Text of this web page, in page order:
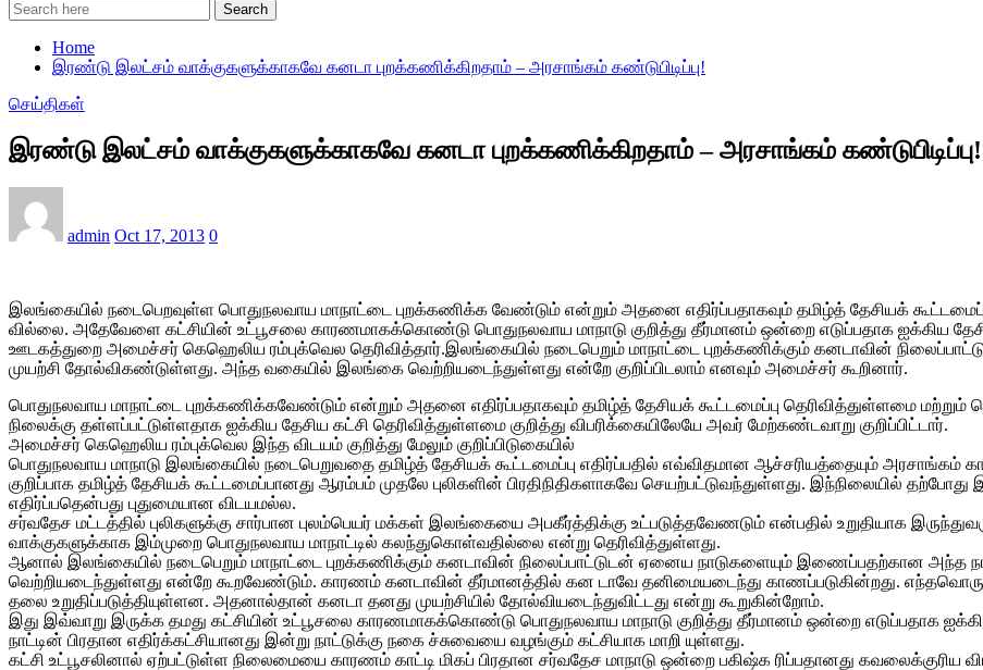
Search
Home
இரண்டு இலட்சம் வாக்குகளுக்காகவே கனடா புறக்கணிக்கிறதாம் – அரசாங்கம் கண்டுபிடிப்பு!
செய்திகள்
இரண்டு இலட்சம் வாக்குகளுக்காகவே கனடா புறக்கணிக்கிறதாம் – அரசாங்கம் கண்டுபிடிப்பு!
admin Oct 17, 2013 0
இலங்கையில் நடைபெறவுள்ள பொதுநலவாய மாநாட்டை புறக்கணிக்க வேண்டும் என்றும் அதனை எதிர்ப்பதாகவும் தமிழ்த் தேசியக்
வில்லை. அதே­வேளை கட்­சியின் உட்­பூ­சலை கார­ண­மா­கக்­கொண்டு பொது­ந­ல­வாய மாநாடு குறித்து தீர்­மானம் ஒன்றை எடுப்­ப­தாக ஐக்­கிய
ஊட­கத்­துறை அமைச்சர் கெஹெ­லிய ரம்­புக்­வெல தெரி­வித்தார்.இலங்­கையில் நடை­பெறும் மாநாட்டை புறக்­க­ணிக்கும் கன­டாவின்
முயற்சி தோல்­வி­கண்­டுள்­ளது. அந்த வகையில் இலங்கை வெற்­றி­ய­டைந்­துள்­ளது என்றே குறிப்­பி­டலாம் எனவும் அமைச்சர் கூறினார்.
பொது­ந­ல­வாய மாநாட்டை புறக்­க­ணிக்­க­வேண்டும் என்றும் அதனை எதிர்ப்­ப­தா­கவும் தமிழ்த் தேசியக் கூட்­ட­மைப்பு தெரி­வித்­துள்­ளமை மற்றும்
நிலைக்கு தள்­ளப்­பட்­டுள்­ள­தாக ஐக்­கிய தேசிய கட்சி தெரி­வித்­துள்­ளமை குறித்து விப­ரிக்­கை­யி­லேயே அவர் மேற்­கண்­ட­வாறு குறிப்­பிட்டார்.
அமைச்சர் கெஹெ­லிய ரம்­புக்­வெல இந்த விடயம் குறித்து மேலும் குறிப்­பி­டு­கையில்
பொது­ந­ல­வாய மாநாடு இலங்­கையில் நடை­பெ­று­வதை தமிழ்த் தேசியக் கூட்­ட­மைப்பு எதிர்ப்­பதில் எவ்­வி­த­மான ஆச்­ச­ரி­யத்­தையும் அர­சாங்கம்
குறிப்­பாக தமிழ்த் தேசியக் கூட்­ட­மைப்­பா­னது ஆரம்பம் முதலே புலி­களின் பிர­தி­நி­தி­க­ளா­கவே செயற்­பட்­டு­வந்­துள்­ளது. இந்­நி­லையில்
எதிர்ப்­ப­தென்­பது புது­மை­யான விட­ய­மல்ல.
சர்­வ­தேச மட்­டத்தில் புலி­க­ளுக்கு சார்­பான புலம்­பெயர் மக்கள் இலங்­கையை அப­கீர்த்­திக்கு உட்­ப­டுத்­த­வே­ணடும் என்­பதில் உறு­தி­யாக
வாக்­கு­க­ளுக்­காக இம்­முறை பொது­ந­ல­வாய மாநாட்டில் கலந்­து­கொள்­வ­தில்லை என்று தெரி­வித்­துள்­ளது.
ஆனால் இலங்­கையில் நடை­பெறும் மாநாட்டை புறக்­க­ணிக்கும் கன­டாவின் நிலைப்­பாட்­டுடன் ஏனைய நாடு­க­ளையும் இணைப்­ப­தற்­கான அந்த
வெற்­றி­ய­டைந்­துள்­ளது என்றே கூற­வேண்டும். காரணம் கன­டாவின் தீர்­மா­னத்தில் கன­ டாவே தனி­மை­ய­டைந்து காணப்­ப­டு­கின்­றது. எந்­த­வொரு
தலை உறு­தி­ப்ப­டுத்­தி­யுள்­ளன. அத­னால்தான் கனடா தனது முயற்­சியில் தோல்­வி­ய­டைந்­து­விட்­டது என்று கூறு­கின்றோம்.
இது இவ்­வாறு இருக்க தமது கட்­சியின் உட்­பூ­சலை கார­ண­மா­கக்­கொண்டு பொது­ந­ல­வாய மாநாடு குறித்து தீர்­மானம் ஒன்றை எடுப்­ப­தாக
நாட்டின் பிரதான எதிர்க்கட்சியானது இன்று நாட்டுக்கு நகை ச்சுவையை வழங்கும் கட்சியாக மாறி யுள்ளது.
கட்சி உட்பூசலினால் ஏற்பட்டுள்ள நிலைமையை காரணம் காட்டி மிகப் பிரதான சர்வதேச மாநாடு ஒன்றை பகிஷ்க ரிப்பதானது கவலைக்குரிய